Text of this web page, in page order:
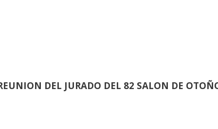
DEL JURADO DEL 82 SALON DE